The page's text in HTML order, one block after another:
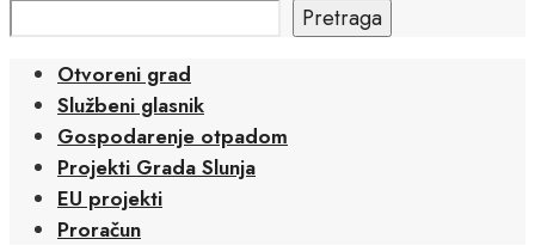
Pretraga
Otvoreni grad
Službeni glasnik
Gospodarenje otpadom
Projekti Grada Slunja
EU projekti
Proračun